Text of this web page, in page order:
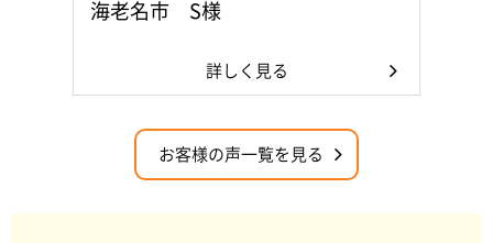
海老名市 S様
詳しく見る
お客様の声一覧を見る